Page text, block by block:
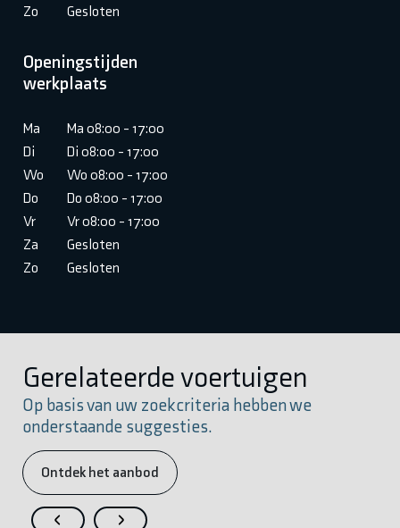
Zo Gesloten
Openingstijden
werkplaats
Ma
Ma 08:00 - 17:00
Di
Di 08:00 - 17:00
Wo
Wo 08:00 - 17:00
Do
Do 08:00 - 17:00
Vr
Vr 08:00 - 17:00
Za
Gesloten
Zo
Gesloten
Gerelateerde voertuigen
Op basis van uw zoekcriteria hebben we
onderstaande suggesties.
Ontdek het aanbod